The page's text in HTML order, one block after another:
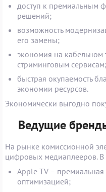
доступ к премиальным
решений;
возможность
его замены;
экономия на кабельном
стриминговым сервисам;
быстрая окупаемость
экономии ресурсов.
Экономически выгодно
Ведущие
На рынке комиссионной
цифровых медиаплееров. В
Apple TV – премиальная
оптимизацией;